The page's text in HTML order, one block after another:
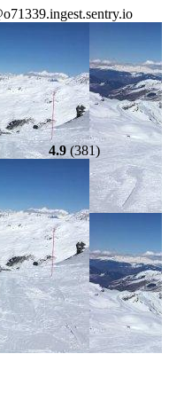
4.9(381)